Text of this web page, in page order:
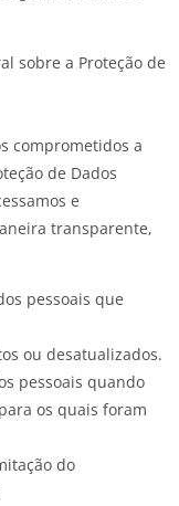
sobre a Proteção de
comprometidos a
de Dados
e
transparente,
pessoais que
ou desatualizados.
pessoais quando
os quais foram
do